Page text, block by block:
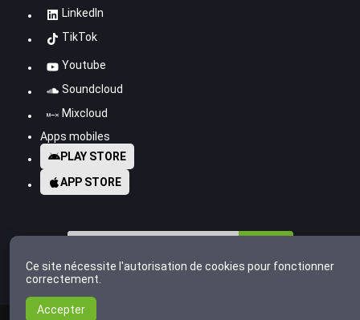
LinkedIn
TikTok
Youtube
Soundcloud
Mixcloud
Apps mobiles
PLAY STORE
APP STORE
© 2007-2026 Radio Meuh propulsé par
Ce site nécessite l'autorisation de cookies pour fonctionner
correctement.
Accepter